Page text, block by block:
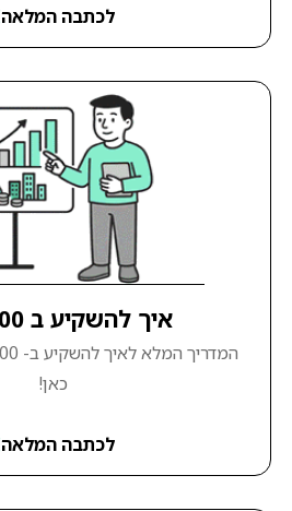
לכתבה המלאה
איך להשקיע ב S&P 500
כאן!
לכתבה המלאה